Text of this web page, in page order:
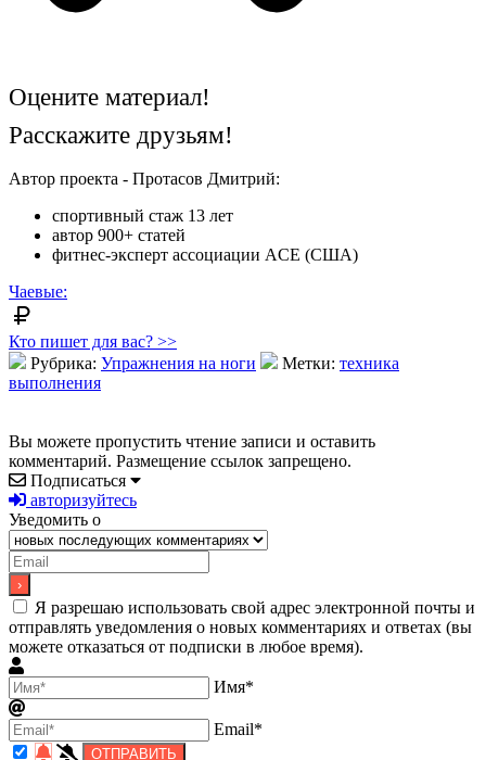
Оцените материал!
Расскажите друзьям!
Автор проекта - Протасов Дмитрий:
спортивный стаж 13 лет
автор 900+ статей
фитнес-эксперт ассоциации ACE (США)
Чаевые:
Кто пишет для вас? >>
Рубрика: Упражнения на ноги Метки: техника
выполнения
Вы можете пропустить чтение записи и оставить
комментарий. Размещение ссылок запрещено.
Подписаться
авторизуйтесь
Уведомить о
Я разрешаю использовать свой адрес электронной почты и
отправлять уведомления о новых комментариях и ответах (вы
можете отказаться от подписки в любое время).
Имя*
Email*